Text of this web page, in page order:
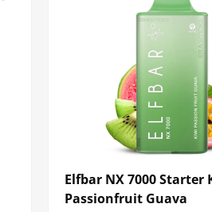
Elfbar NX 7000 Starter
Passionfruit Guava